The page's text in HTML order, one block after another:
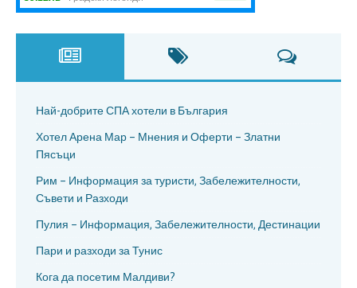
Най-добрите СПА хотели в България
Хотел Арена Мар – Мнения и Оферти – Златни
Пясъци
Рим – Информация за туристи, Забележителности,
Съвети и Разходи
Пулия – Информация, Забележителности, Дестинации
Пари и разходи за Тунис
Кога да посетим Малдиви?